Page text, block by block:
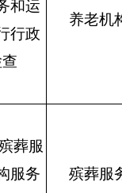
和运
行政
养老机
葬服
服务
殡葬服